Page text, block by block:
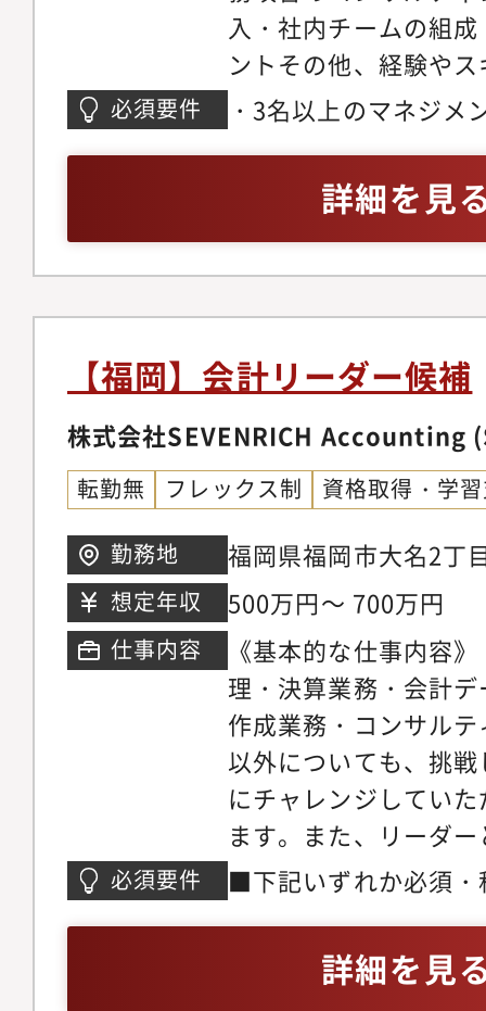
す。・限定的なツー
イアントのニーズに
きます。■企業へ深
い企業も多いため、
案・設計できます。
目指すべき体制やゴ
営者の課題を直接聞
してソリューション
ループは約30個の自
す。経営者の課題を
リューションを自社
す。・業務設計を通
立場でサポートをす
人の成長に向き合い
を認識し、できる限
弊社グループでは会
士、ファイナンス等
全て引き受けること
経理BPOとして限ら
ライアントの成長に
ることができます。
入・社内チームの組
ントその他、経験や
うな業務にも携われ
他、経験やスキルに
にも携われます。・
ス・経理、財務、労
用する主なツール】
バクラク請求書・チ
messenger・
Kintone【会社の魅力
業成長を遂げていま
ですが、スピンアウ
（2023年4月(株
ら分社）・株式会社
の創業期から経理
業安定性があります
430％成長を遂げて
になり、リーダー候
従業員数は30名程度
くしていくフェーズ
として裁量を持って
管理部門のDX担当と
す・「関わる全ての
に支援を行っていま
ではなく、上流の設
必須要件
・3名以上のマネジメ
ビューができる方上
要件のうち1つを満
会計事務所での5年以
判断のご経験がある
のある方
詳細を見
【福岡】会計リーダー候補
株式会社SEVENRICH Accounting
転勤無 フレックス制 資格取得・学
勤務地 福岡県福岡市大名2丁
想定年収 500万円～ 700万円
仕事内容
《基本的な仕事内容
理・決算業務・会計
作成業務・コンサル
以外についても、挑
にチャレンジしてい
ます。また、リーダ
課をお任せしたいと
会計事務所の所長と
しています。《チャ
必須要件
■下記いずれか必須・
法人の申告書を作成
経験3年以上且つ、
詳細を見